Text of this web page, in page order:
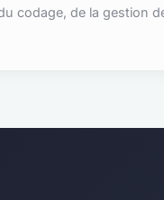
codage, de la gestion